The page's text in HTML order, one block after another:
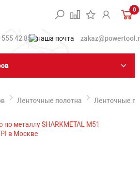
0
555 42 85
Ленточные полотна Ленточные